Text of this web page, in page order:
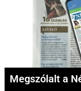
Megszólalt a